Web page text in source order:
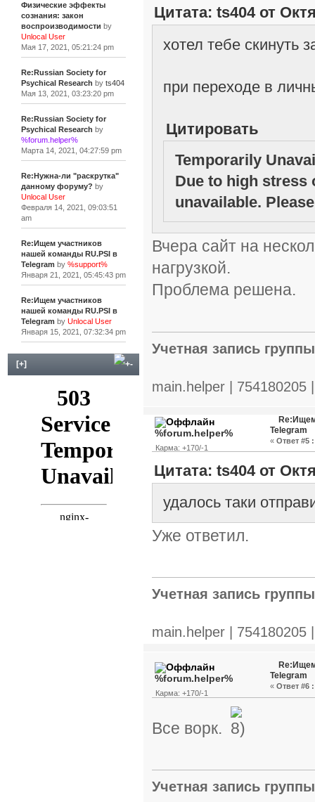
Физические эффекты
сознания: закон
воспроизводимости by
Unlocal User
Мая 17, 2021, 05:21:24 pm
Re:Russian Society for
Psychical Research by ts404
Мая 13, 2021, 03:23:20 pm
Re:Russian Society for
Psychical Research by
%forum.helper%
Марта 14, 2021, 04:27:59 pm
Re:Нужна-ли "раскрутка"
данному форуму? by
Unlocal User
Февраля 14, 2021, 09:03:51
am
Re:Ищем участников
нашей команды RU.PSI в
Telegram by %support%
Января 21, 2021, 05:45:43 pm
Re:Ищем участников
нашей команды RU.PSI в
Telegram by Unlocal User
Января 15, 2021, 07:32:34 pm
[+]
Цитата: ts404 от
хотел тебе скинуть
при переходе в
Цитировать
Temporarily
Due to high stress
unavailable.
Вчера сайт на
нагрузкой.
Проблема решена.
Учетная запись
main.helper |
%forum.helper%
Карма: +170/-1
Telegram
« Ответ #5 :
Цитата: ts404 от
удалось таки
Уже ответил.
Учетная запись
main.helper |
%forum.helper%
Карма: +170/-1
Telegram
« Ответ #6 :
Все ворк.
Учетная запись